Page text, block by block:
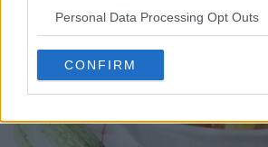
Personal Data Processing Opt Outs
CONFIRM